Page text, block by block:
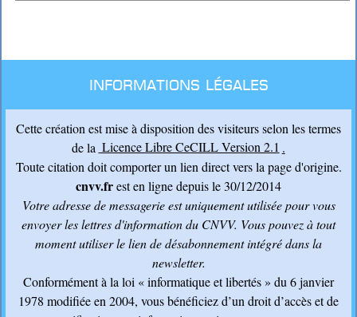
Informations légales
Cette création est mise à disposition des visiteurs selon les termes
de la Licence Libre CeCILL Version 2.1 .
Toute citation doit comporter un lien direct vers la page d'origine.
cnvv.frest en ligne depuis le 30/12/2014
Votre adresse de messagerie est uniquement utilisée pour vous
envoyer les lettres d'information du CNVV. Vous pouvez à tout
moment utiliser le lien de désabonnement intégré dans la
newsletter.
Conformément à la loi « informatique et libertés » du 6 janvier
1978 modifiée en 2004, vous bénéficiez d’un droit d’accès et de